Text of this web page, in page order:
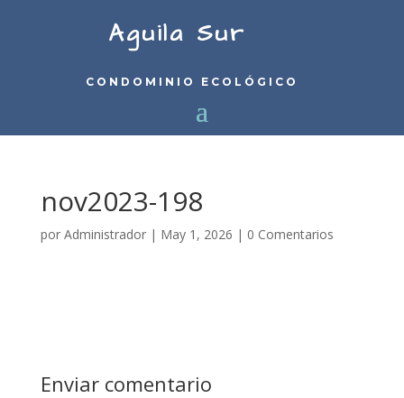
Aguila Sur
CONDOMINIO ECOLÓGICO
nov2023-198
por Administrador| May 1, 2026 | 0 Comentarios
Enviar comentario